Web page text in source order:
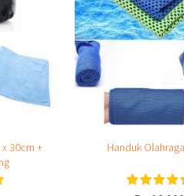
30cm +
Handuk